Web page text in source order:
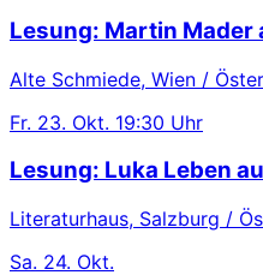
Lesung: Martin Mader
Alte Schmiede, Wien /
Fr. 23. Okt. 19:30 Uhr
Lesung: Luka Leben
Literaturhaus, Salzburg /
Sa. 24. Okt.